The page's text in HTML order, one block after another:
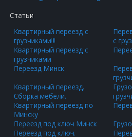
Статьи
Квартирный переезд с
грузчиками!!!
с
Квартирный переезд с
грузчиками
Переезд Минск
Квартирный переезд.
Сборка мебели.
Квартирный переезд по
Минску
Переезд под ключ Минск
Переезд под ключ.